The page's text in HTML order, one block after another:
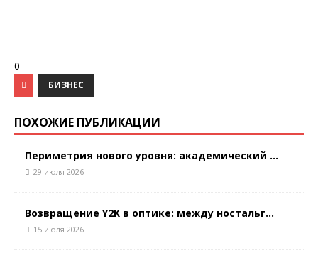
0
БИЗНЕС
ПОХОЖИЕ ПУБЛИКАЦИИ
Периметрия нового уровня: академический ...
29 июля 2026
Возвращение Y2K в оптике: между ностальг...
15 июля 2026